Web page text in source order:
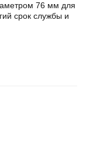
76 мм для
срок службы и